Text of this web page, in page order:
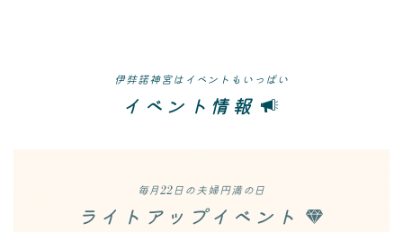
伊弉諾神宮はイベントもいっぱい
イベント情報
毎月22日の夫婦円満の日
ライトアップイベント